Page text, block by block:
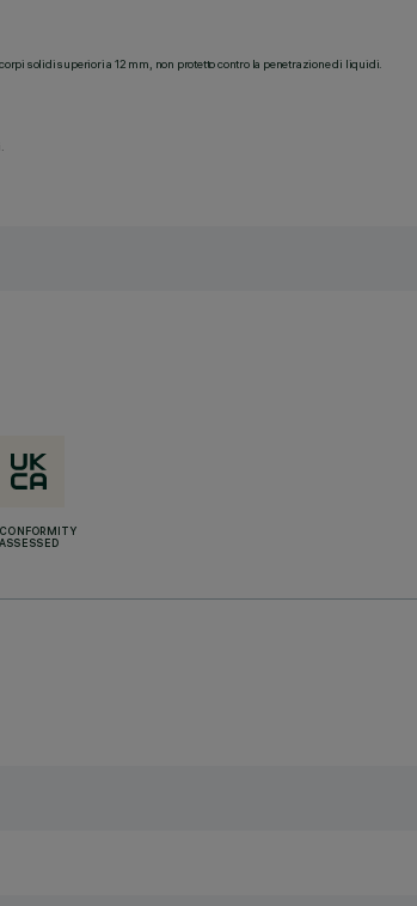
solidi superiori a 12 mm, non protetto contro la penetrazione di liquidi.
ASSESSED